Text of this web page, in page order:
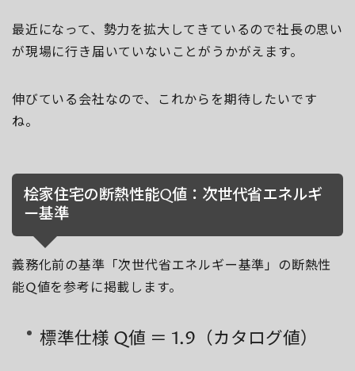
最近になって、勢力を拡大してきているので社長の思い
が現場に行き届いていないことがうかがえます。
伸びている会社なので、これからを期待したいです
ね。
桧家住宅の断熱性能Q値：次世代省エネルギ
ー基準
義務化前の基準「次世代省エネルギー基準」の断熱性
能Q値を参考に掲載します。
標準仕様 Q値 ＝ 1.9（カタログ値）